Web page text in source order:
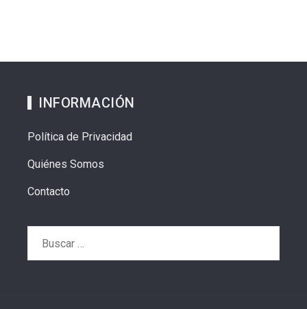
INFORMACIÓN
Política de Privacidad
Quiénes Somos
Contacto